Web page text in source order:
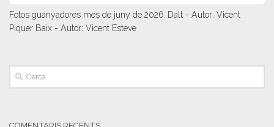
Fotos guanyadores mes de juny de 2026. Dalt - Autor: Vicent
Piquer Baix - Autor: Vicent Esteve